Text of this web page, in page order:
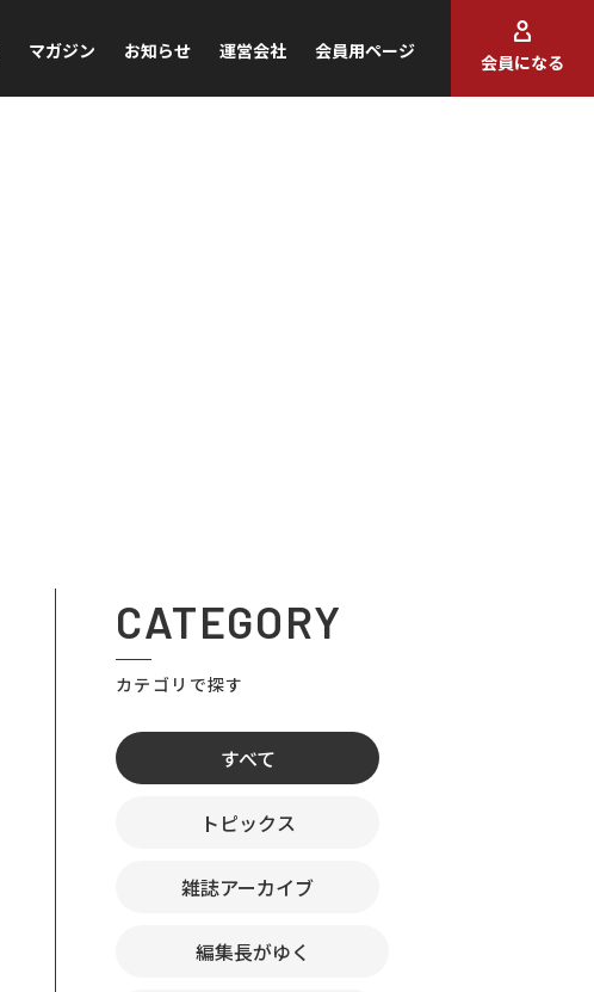
マガジン お知らせ 運営会社 会員用ページ
会員になる
CATEGORY
カテゴリで探す
すべて
トピックス
雑誌アーカイブ
編集長がゆく